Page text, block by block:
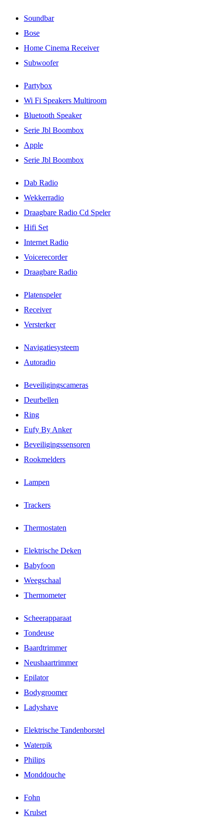
Soundbar
Bose
Home Cinema Receiver
Subwoofer
Partybox
Wi Fi Speakers Multiroom
Bluetooth Speaker
Serie Jbl Boombox
Apple
Serie Jbl Boombox
Dab Radio
Wekkerradio
Draagbare Radio Cd Speler
Hifi Set
Internet Radio
Voicerecorder
Draagbare Radio
Platenspeler
Receiver
Versterker
Navigatiesysteem
Autoradio
Beveiligingscameras
Deurbellen
Ring
Eufy By Anker
Beveiligingssensoren
Rookmelders
Lampen
Trackers
Thermostaten
Elektrische Deken
Babyfoon
Weegschaal
Thermometer
Scheerapparaat
Tondeuse
Baardtrimmer
Neushaartrimmer
Epilator
Bodygroomer
Ladyshave
Elektrische Tandenborstel
Waterpik
Philips
Monddouche
Fohn
Krulset